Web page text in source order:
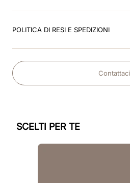
POLITICA DI RESI E SPEDIZIONI
Contattaci
SCELTI PER TE